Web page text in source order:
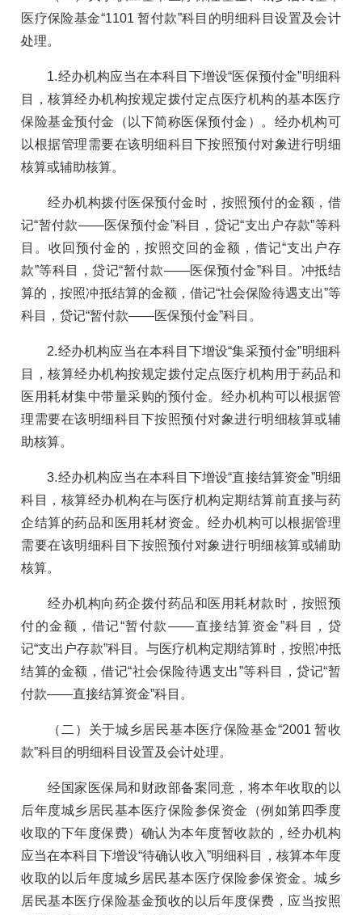
医疗保险基金“1101 暂付款”科目的明细科目设置及会计
处理。
1.经办机构应当在本科目下增设“医保预付金”明细科
目，核算经办机构按规定拨付定点医疗机构的基本医疗
保险基金预付金（以下简称医保预付金）。经办机构可
以根据管理需要在该明细科目下按照预付对象进行明细
核算或辅助核算。
经办机构拨付医保预付金时，按照预付的金额，借
记“暂付款——医保预付金”科目，贷记“支出户存款”等科
目。收回预付金的，按照交回的金额，借记“支出户存
款”等科目，贷记“暂付款——医保预付金”科目。冲抵结
算的，按照冲抵结算的金额，借记“社会保险待遇支出”等
科目，贷记“暂付款——医保预付金”科目。
2.经办机构应当在本科目下增设“集采预付金”明细科
目，核算经办机构按规定拨付定点医疗机构用于药品和
医用耗材集中带量采购的预付金。经办机构可以根据管
理需要在该明细科目下按照预付对象进行明细核算或辅
助核算。
3.经办机构应当在本科目下增设“直接结算资金”明细
科目，核算经办机构在与医疗机构定期结算前直接与药
企结算的药品和医用耗材资金。经办机构可以根据管理
需要在该明细科目下按照预付对象进行明细核算或辅助
核算。
经办机构向药企拨付药品和医用耗材款时，按照预
付的金额，借记“暂付款——直接结算资金”科目，贷
记“支出户存款”科目。与医疗机构定期结算时，按照冲抵
结算的金额，借记“社会保险待遇支出”等科目，贷记“暂
付款——直接结算资金”科目。
（二）关于城乡居民基本医疗保险基金“2001 暂收
款”科目的明细科目设置及会计处理。
经国家医保局和财政部备案同意，将本年收取的以
后年度城乡居民基本医疗保险参保资金（例如第四季度
收取的下年度保费）确认为本年度暂收款的，经办机构
应当在本科目下增设“待确认收入”明细科目，核算本年度
收取的以后年度城乡居民基本医疗保险参保资金。城乡
居民基本医疗保险基金预收的以后年度保费，应当按照